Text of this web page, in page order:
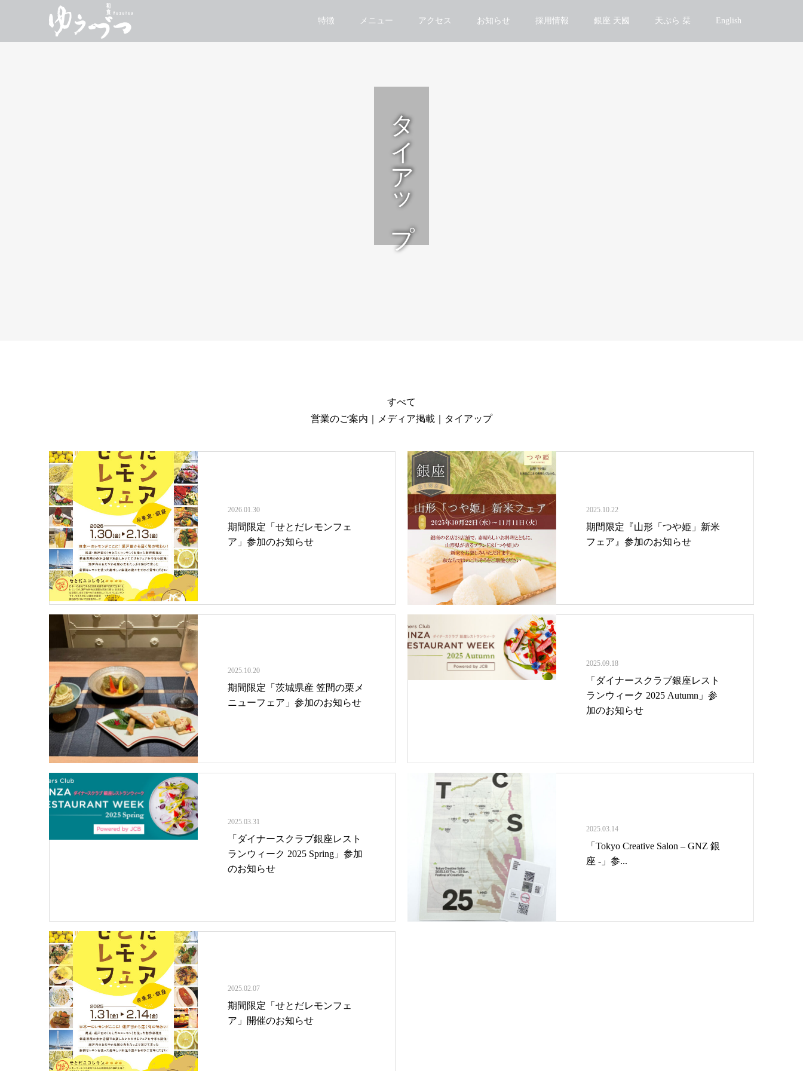
特徴 メニュー アクセス お知らせ 採用情報 銀座 天國 天ぷら 栞 English
タイアップ
すべて
営業のご案内
メディア掲載 タイアップ
2026.01.30
期間限定「せとだレモンフェ
ア」参加のお知らせ
2025.10.22
期間限定『山形「つや姫」新米
フェア』参加のお知らせ
2025.10.20
期間限定「茨城県産 笠間の栗メ
ニューフェア」参加のお知らせ
2025.09.18
「ダイナースクラブ銀座レスト
ランウィーク 2025 Autumn」参
加のお知らせ
2025.03.31
「ダイナースクラブ銀座レスト
ランウィーク 2025 Spring」参加
のお知らせ
2025.03.14
「Tokyo Creative Salon – GNZ 銀
座 -」参...
2025.02.07
期間限定「せとだレモンフェ
ア」開催のお知らせ